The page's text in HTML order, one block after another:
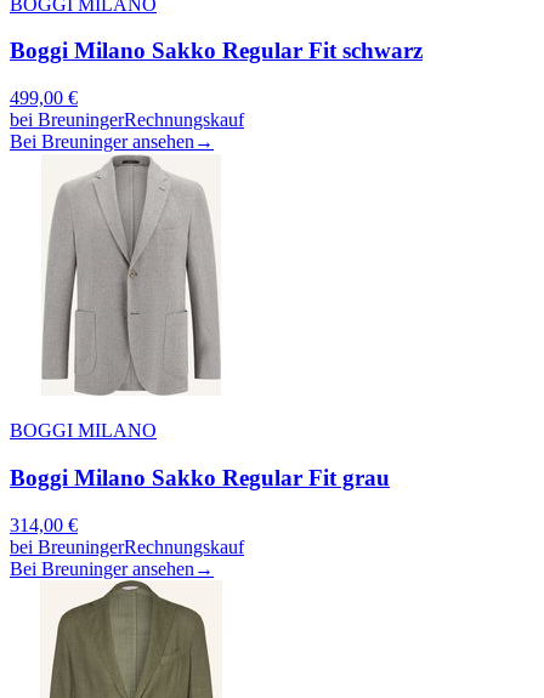
Boggi Milano Sakko Regular Fit schwarz
499,00 €
bei BreuningerRechnungskauf
Bei Breuninger ansehen →
BOGGI MILANO
Boggi Milano Sakko Regular Fit grau
314,00 €
bei BreuningerRechnungskauf
Bei Breuninger ansehen →